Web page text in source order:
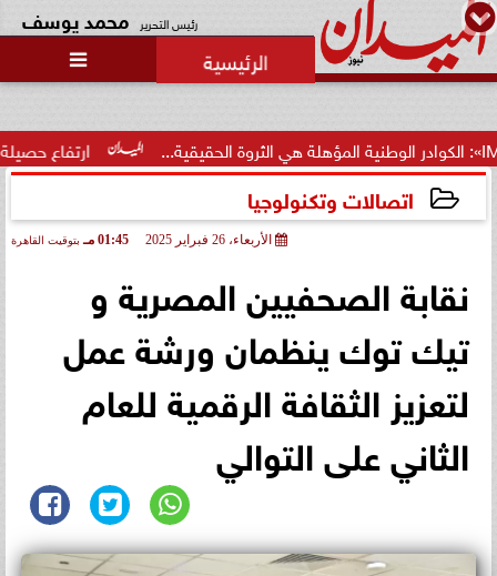
رئيس التحرير محمد يوسف

ارتفاع حصيلة ضحايا
اتصالات وتكنولوجيا
الأربعاء، 26 فبراير 2025 01:45 مـ بتوقيت القاهرة
نقابة الصحفيين المصرية و
تيك توك ينظمان ورشة عمل
لتعزيز الثقافة الرقمية للعام
الثاني على التوالي